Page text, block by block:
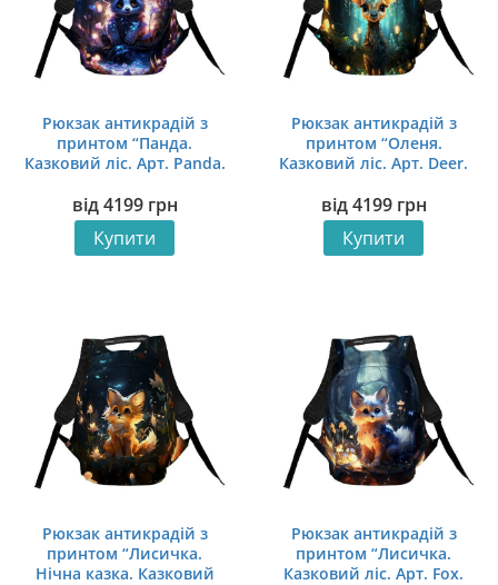
Рюкзак антикрадій з
принтом “Панда.
Казковий ліс. Арт. Panda.
від4199 грн
Купити
Рюкзак антикрадій з
принтом “Оленя.
Казковий ліс. Арт. Deer.
від4199 грн
Купити
Рюкзак антикрадій з
принтом “Лисичка.
Нічна казка. Казковий
Рюкзак антикрадій з
принтом “Лисичка.
Казковий ліс. Арт. Fox.